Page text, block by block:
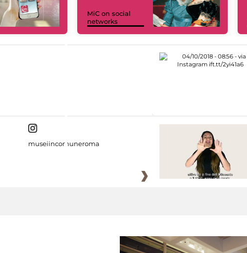
MiC on social
networks
museiincomuneroma